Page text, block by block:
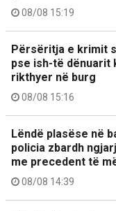
08/08 15:19
Përsëritja e krimit
pse ish-të dënuarit
rikthyer në burg
08/08 15:16
Lëndë plasëse në
policia zbardh
me precedent të
08/08 14:39